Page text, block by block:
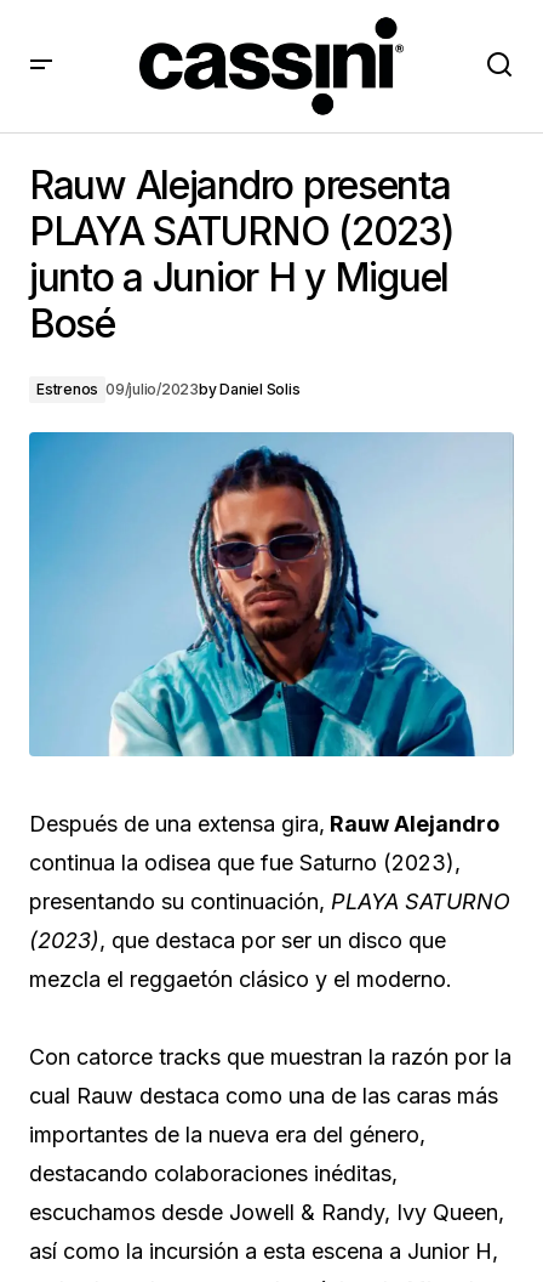
junto a Junior H y Miguel Bosé
Rauw Alejandro presenta
PLAYA SATURNO (2023)
junto a Junior H y Miguel
Bosé
Estrenos 09/julio/2023byDaniel Solis
Después de una extensa gira, Rauw Alejandro
continua la odisea que fue Saturno (2023),
presentando su continuación, PLAYA SATURNO
(2023), que destaca por ser un disco que
mezcla el reggaetón clásico y el moderno.
Con catorce tracks que muestran la razón por la
cual Rauw destaca como una de las caras más
importantes de la nueva era del género,
destacando colaboraciones inéditas,
escuchamos desde Jowell & Randy, Ivy Queen,
así como la incursión a esta escena a Junior H,